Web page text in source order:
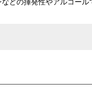
どの揮発性やアルコール